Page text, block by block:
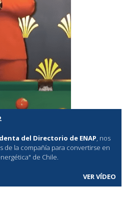
del Directorio de ENAP , nos
de la compañía para convertirse en
de Chile.
VER VÍDEO